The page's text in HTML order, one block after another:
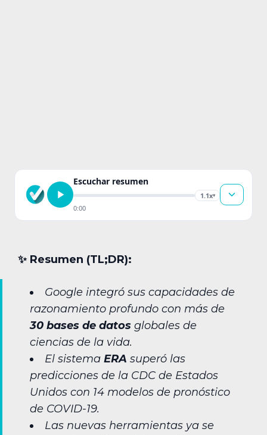
Escuchar resumen
1.1x▾
0:00
✨︎ Resumen (TL;DR):
Google integró sus capacidades de
razonamiento profundo con más de
30 bases de datos globales de
ciencias de la vida.
El sistema ERA superó las
predicciones de la CDC de Estados
Unidos con 14 modelos de pronóstico
de COVID-19.
Las nuevas herramientas ya se